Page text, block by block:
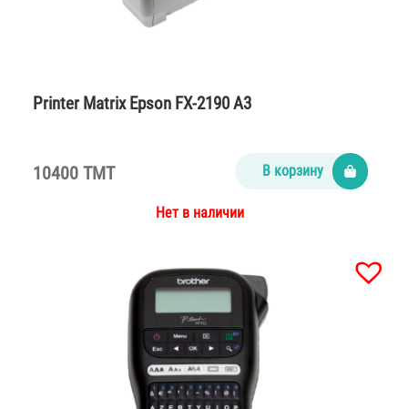
Printer Matrix Epson FX-2190 A3
10400 TMT В корзину
Нет в наличии